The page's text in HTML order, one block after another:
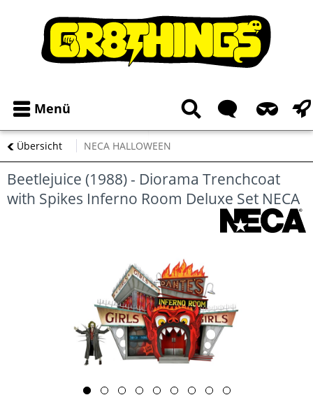
Menü
Übersicht NECA HALLOWEEN
Beetlejuice (1988) - Diorama Trenchcoat
with Spikes Inferno Room Deluxe Set NECA